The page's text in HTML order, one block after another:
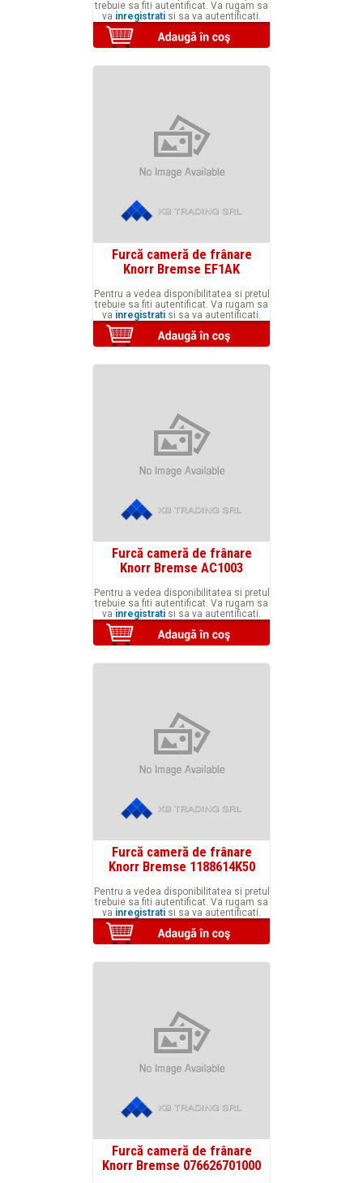
trebuie sa fiti autentificat. Va rugam sa
va inregistrati si sa va autentificati.
Furcă cameră de frânare
Knorr Bremse EF1AK
Pentru a vedea disponibilitatea si pretul
trebuie sa fiti autentificat. Va rugam sa
va inregistrati si sa va autentificati.
Furcă cameră de frânare
Knorr Bremse AC1003
Pentru a vedea disponibilitatea si pretul
trebuie sa fiti autentificat. Va rugam sa
va inregistrati si sa va autentificati.
Furcă cameră de frânare
Knorr Bremse 1188614K50
Pentru a vedea disponibilitatea si pretul
trebuie sa fiti autentificat. Va rugam sa
va inregistrati si sa va autentificati.
Furcă cameră de frânare
Knorr Bremse 076626701000